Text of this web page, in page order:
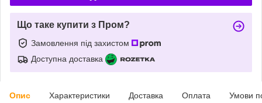
Що таке купити з Пром?
Замовлення під захистом
Доступна доставка
Опис Характеристики Доставка Оплата Умови